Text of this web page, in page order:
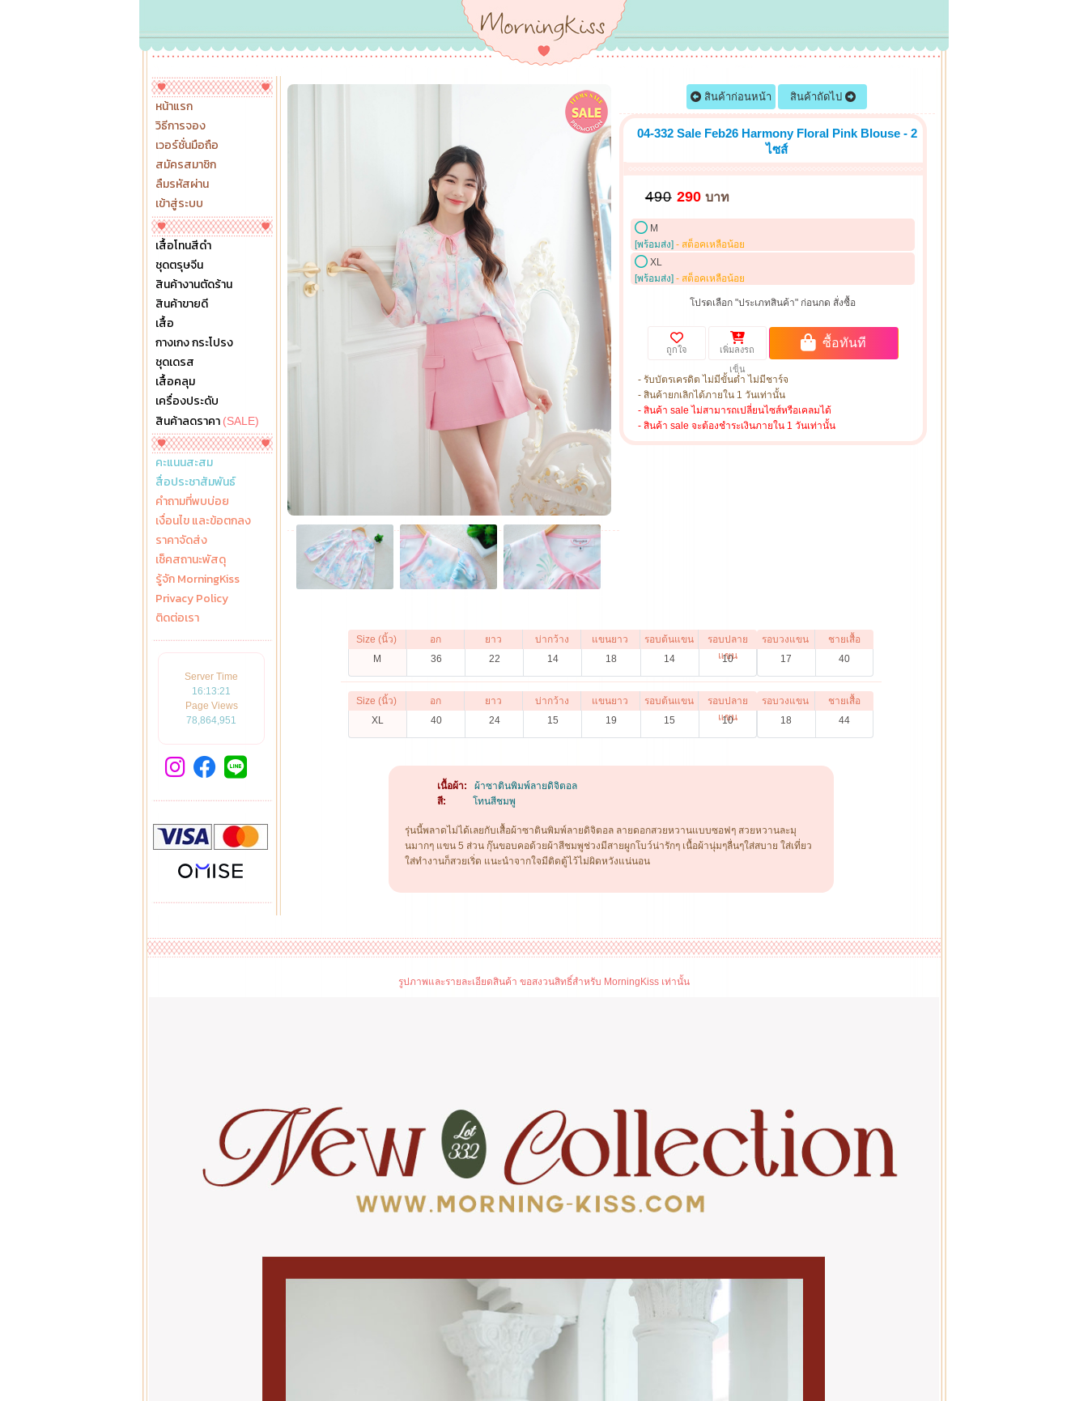
หน้าแรก
วิธีการจอง
เวอร์ชั่นมือถือ
สมัครสมาชิก
ลืมรหัสผ่าน
เข้าสู่ระบบ
เสื้อโทนสีดำ
ชุดตรุษจีน
สินค้างานตัดร้าน
สินค้าขายดี
เสื้อ
กางเกง กระโปรง
ชุดเดรส
เสื้อคลุม
เครื่องประดับ
สินค้าลดราคา (SALE)
คะแนนสะสม
สื่อประชาสัมพันธ์
คำถามที่พบบ่อย
เงื่อนไข และข้อตกลง
ราคาจัดส่ง
เช็คสถานะพัสดุ
รู้จัก MorningKiss
Privacy Policy
ติดต่อเรา
Server Time
16:13:23
Page Views
78,864,951
สินค้าก่อนหน้า สินค้าถัดไป
04-332 Sale Feb26 Harmony Floral Pink Blouse - 2
ไซส์
490 290 บาท
M
[พร้อมส่ง] - สต็อคเหลือน้อย
XL
[พร้อมส่ง] - สต็อคเหลือน้อย
โปรดเลือก "ประเภทสินค้า" ก่อนกด สั่งซื้อ
ถูกใจ
เพิ่มลงรถ
เข็น
ซื้อทันที
- รับบัตรเครดิต ไม่มีขั้นต่ำ ไม่มีชาร์จ
- สินค้ายกเลิกได้ภายใน 1 วันเท่านั้น
- สินค้า sale ไม่สามารถเปลี่ยนไซส์หรือเคลมได้
- สินค้า sale จะต้องชำระเงินภายใน 1 วันเท่านั้น
Size (นิ้ว)
M
อก
36
ยาว
22
บ่ากว้าง
14
แขนยาว
18
รอบต้นแขน
14
รอบปลาย
แขน
10
รอบวงแขน
17
ชายเสื้อ
40
Size (นิ้ว)
XL
อก
40
ยาว
24
บ่ากว้าง
15
แขนยาว
19
รอบต้นแขน
15
รอบปลาย
แขน
10
รอบวงแขน
18
ชายเสื้อ
44
เนื้อผ้า:
ผ้าซาตินพิมพ์ลายดิจิตอล
สี:
โทนสีชมพู
รุ่นนี้พลาดไม่ได้เลยกับเสื้อผ้าซาตินพิมพ์ลายดิจิตอล ลายดอกสวยหวานแบบซอฟๆ สวยหวานละมุ
นมากๆ แขน 5 ส่วน กุ๊นขอบคอด้วยผ้าสีชมพูช่วงมีสายผูกโบว์น่ารักๆ เนื้อผ้านุ่มๆลื่นๆใส่สบาย ใส่เที่ยว
ใส่ทำงานก็สวยเริ่ด แนะนำจากใจมีติดตู้ไว้ไม่ผิดหวังแน่นอน
รูปภาพและรายละเอียดสินค้า ขอสงวนสิทธิ์สำหรับ MorningKiss เท่านั้น